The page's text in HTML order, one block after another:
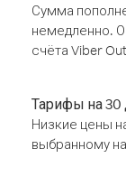
Сумма
немедленно.
счёта Viber
Тарифы на 30
Низкие цены
выбранному